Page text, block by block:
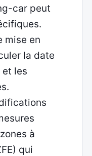
car peut
mise en
la date
les
à
qui